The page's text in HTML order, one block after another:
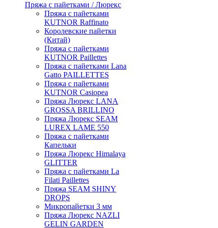
Пряжа с пайетками / Люрекс
Пряжа с пайетками
KUTNOR Raffinato
Королевские пайетки
(Китай)
Пряжа с пайетками
KUTNOR Paillettes
Пряжа с пайетками Lana
Gatto PAILLETTES
Пряжа с пайетками
KUTNOR Casiopea
Пряжа Люрекс LANA
GROSSA BRILLINO
Пряжа Люрекс SEAM
LUREX LAME 550
Пряжа с пайетками
Капельки
Пряжа Люрекс Himalaya
GLITTER
Пряжа с пайетками La
Filati Paillettes
Пряжа SEAM SHINY
DROPS
Микропайетки 3 мм
Пряжа Люрекс NAZLI
GELIN GARDEN